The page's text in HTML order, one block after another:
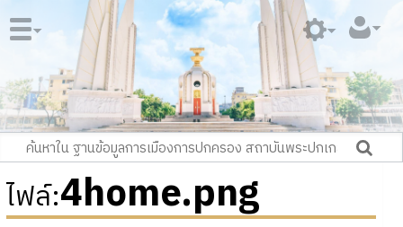
ไฟล์:4home.png